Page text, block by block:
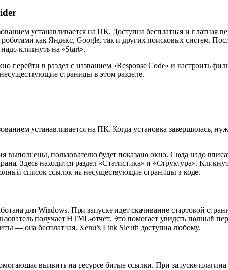
устанавливается на ПК. Доступна бесплатная и платная
как Яндекс, Google, так и других поисковых систем.
кликнуть на «Start».
перейти в раздел с названием «Response Code» и настроить
страницы в этом разделе.
устанавливается на ПК. Когда установка завершилась,
выполнены, пользователю будет показано окно. Сюда надо
Здесь находится раздел «Статистика» и «Структура».
список ссылок на несуществующие страницы в коде.
для Windows. При запуске идет скачивание стартовой
получает HTML-отчет. Это помогает увидеть полный
— она бесплатная. Xenu’s Link Sleuth доступна любому.
выявить на ресурсе битые ссылки. При запуске